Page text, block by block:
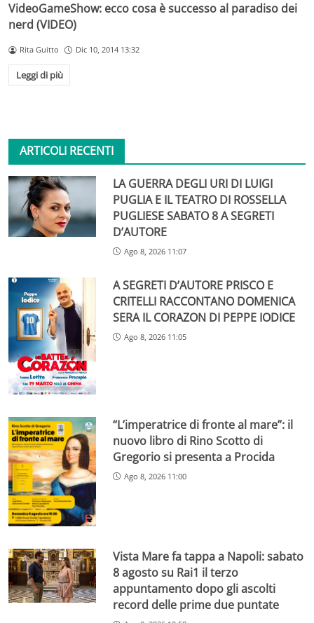
VideoGameShow: ecco cosa è successo al paradiso dei
nerd (VIDEO)
Rita Guitto Dic 10, 2014 13:32
Leggi di più
ARTICOLI RECENTI
LA GUERRA DEGLI URI DI LUIGI
PUGLIA E IL TEATRO DI ROSSELLA
PUGLIESE SABATO 8 A SEGRETI
D’AUTORE
Ago 8, 2026 11:07
A SEGRETI D’AUTORE PRISCO E
CRITELLI RACCONTANO DOMENICA
SERA IL CORAZON DI PEPPE IODICE
Ago 8, 2026 11:05
“L’imperatrice di fronte al mare”: il
nuovo libro di Rino Scotto di
Gregorio si presenta a Procida
Ago 8, 2026 11:00
Vista Mare fa tappa a Napoli: sabato
8 agosto su Rai1 il terzo
appuntamento dopo gli ascolti
record delle prime due puntate